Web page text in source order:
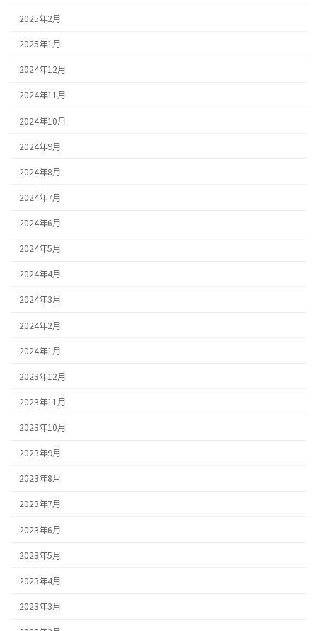
2025年2月
2025年1月
2024年12月
2024年11月
2024年10月
2024年9月
2024年8月
2024年7月
2024年6月
2024年5月
2024年4月
2024年3月
2024年2月
2024年1月
2023年12月
2023年11月
2023年10月
2023年9月
2023年8月
2023年7月
2023年6月
2023年5月
2023年4月
2023年3月